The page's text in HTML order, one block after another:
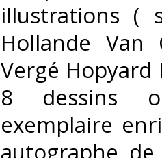
illustrations (
Hollande
Vergé
8 dessins
exemplaire
autographe de